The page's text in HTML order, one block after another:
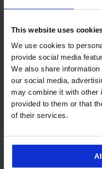
This website uses
We use cookies to
provide social media
We also share
our social media,
may combine it with other
provided to them or that
of their services.
-50%
Dvoudílné plavky Calvin
Klein Classic White
Sleva
1 450 Kč Původní cena
2 899 Kč